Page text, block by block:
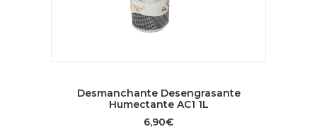
Desmanchante Desengrasante
Humectante AC1 1L
6,90€